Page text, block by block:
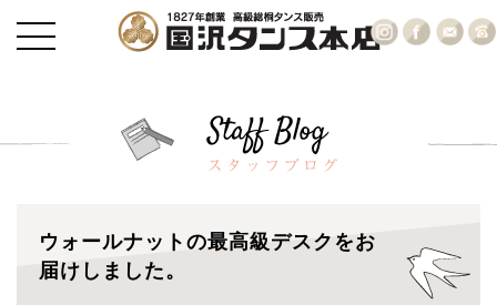
ウォールナットの最高級デスクをお
届けしました。